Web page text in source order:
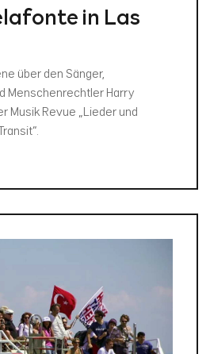
in Las
über den Sänger,
Menschenrechtler Harry
Musik Revue „Lieder und